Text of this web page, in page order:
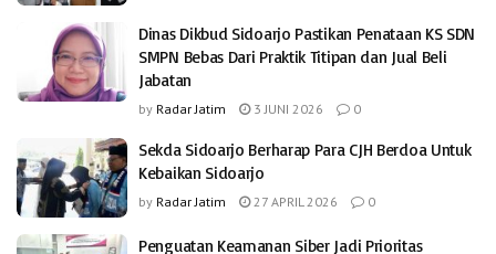
Dinas Dikbud Sidoarjo Pastikan Penataan KS SDN
SMPN Bebas Dari Praktik Titipan dan Jual Beli
Jabatan
by Radar Jatim 3 JUNI 2026 0
Sekda Sidoarjo Berharap Para CJH Berdoa Untuk
Kebaikan Sidoarjo
by Radar Jatim 27 APRIL 2026 0
Penguatan Keamanan Siber Jadi Prioritas